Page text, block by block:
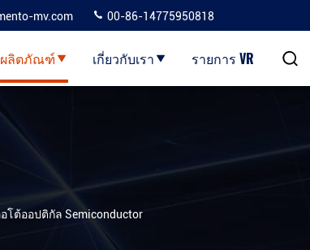
mv.com 00-86-14775950818
ผลิตภัณฑ์ เกี่ยวกับเรา รายการ VR
โต้ออปติกัล Semiconductor